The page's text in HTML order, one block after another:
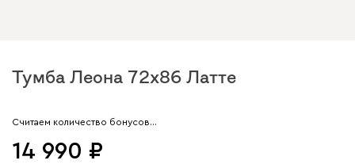
Тумба Леона 72x86 Латте
Арт. 227398
Считаем количество бонусов…
14 990